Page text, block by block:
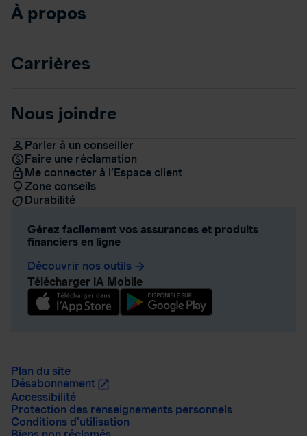
À propos
Carrières
Nous joindre
Parler à un conseiller
Faire une réclamation
Me connecter à l’Espace client
Zone conseils
Durabilité
Gérez facilement vos assurances et produits
financiers en ligne
Découvrir nos outils arrow_forward
Télécharger iA Mobile
Plan du site
Désabonnement
Accessibilité
Protection des renseignements personnels
Conditions d’utilisation